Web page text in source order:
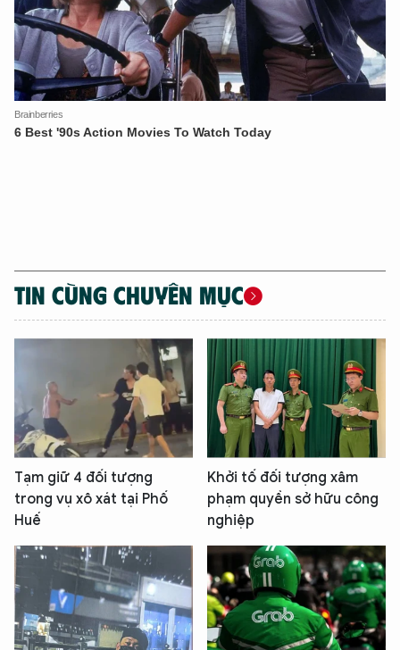
TIN CÙNG CHUYÊN MỤC
Tạm giữ 4 đối tượng
trong vụ xô xát tại Phố
Huế
Khởi tố đối tượng xâm
phạm quyền sở hữu công
nghiệp